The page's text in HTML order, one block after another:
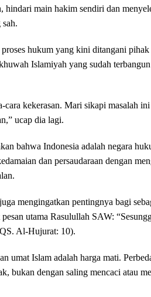
hindari main hakim sendiri dan
hukum yang kini ditangani
Islamiyah yang sudah
cara kekerasan. Mari sikapi masalah
ucap dia lagi.
bahwa Indonesia adalah negara
dan persaudaraan dengan
mengingatkan pentingnya bagi
utama Rasulullah SAW:
Al-Hujurat: 10).
umat Islam adalah harga mati.
bukan dengan saling mencaci atau